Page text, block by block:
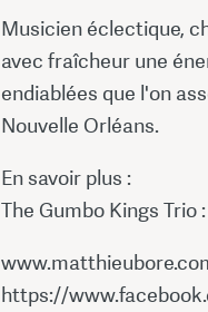
Musicien éclectique,
avec fraîcheur une
endiablées que l'on
Nouvelle Orléans.
En savoir plus :
The Gumbo Kings
https://